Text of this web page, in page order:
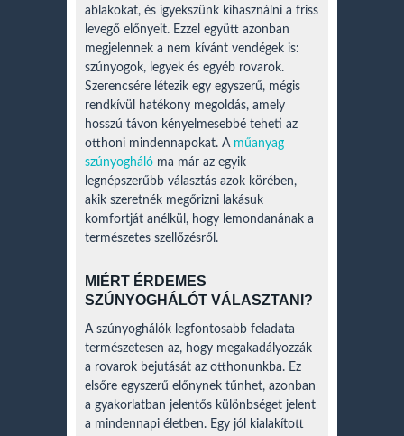
ablakokat, és igyekszünk kihasználni a friss
levegő előnyeit. Ezzel együtt azonban
megjelennek a nem kívánt vendégek is:
szúnyogok, legyek és egyéb rovarok.
Szerencsére létezik egy egyszerű, mégis
rendkívül hatékony megoldás, amely
hosszú távon kényelmesebbé teheti az
otthoni mindennapokat. A műanyag
szúnyogháló ma már az egyik
legnépszerűbb választás azok körében,
akik szeretnék megőrizni lakásuk
komfortját anélkül, hogy lemondanának a
természetes szellőzésről.
MIÉRT ÉRDEMES
SZÚNYOGHÁLÓT VÁLASZTANI?
A szúnyoghálók legfontosabb feladata
természetesen az, hogy megakadályozzák
a rovarok bejutását az otthonunkba. Ez
elsőre egyszerű előnynek tűnhet, azonban
a gyakorlatban jelentős különbséget jelent
a mindennapi életben. Egy jól kialakított